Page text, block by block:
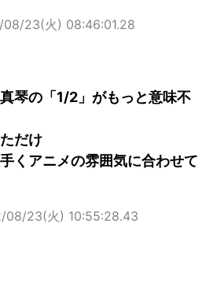
23(火) 08:46:01.28
琴の「1/2」がもっと意味不
だけ
くアニメの雰囲気に合わせて
08/23(火) 10:55:28.43